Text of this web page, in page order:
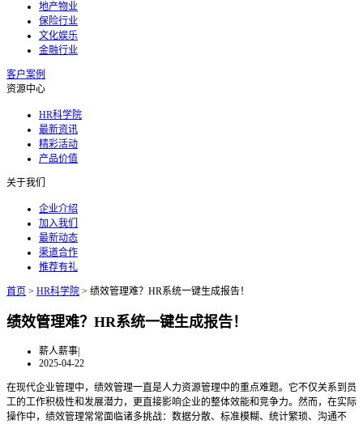
地产物业
保险行业
文化娱乐
金融行业
客户案例
资源中心
HR科学院
最新资讯
精彩活动
产品价值
关于我们
企业介绍
加入我们
最新动态
渠道合作
推荐有礼
首页 > HR科学院 > 绩效管理难？HR系统一键生成报告！
绩效管理难？HR系统一键生成报告！
薪人薪事|
2025-04-22
在现代企业管理中，绩效管理一直是人力资源管理中的重点难题。它不仅关系到员
工的工作积极性和发展潜力，更直接影响企业的整体效能和竞争力。然而，在实际
操作中，绩效管理常常面临诸多挑战：数据分散、标准模糊、统计繁琐、沟通不